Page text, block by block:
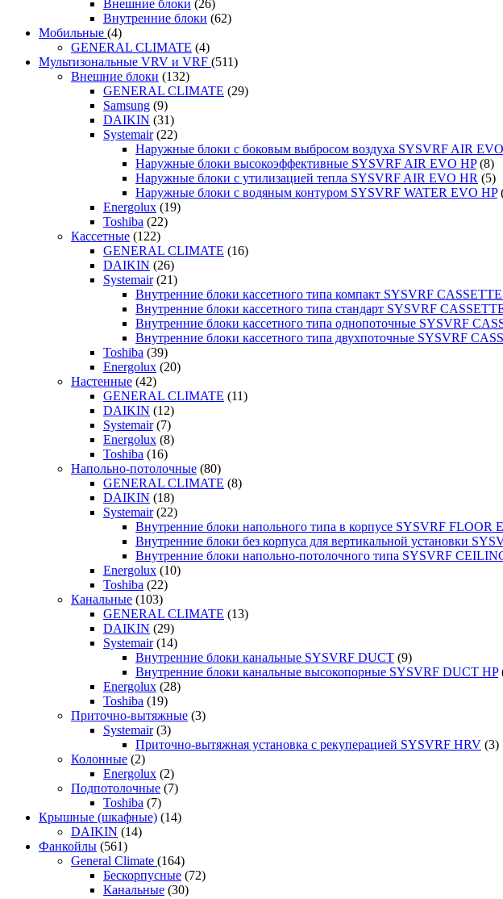
Внешние блоки (26)
Внутренние блоки (62)
Мобильные (4)
GENERAL CLIMATE (4)
Мультизональные VRV и VRF (511)
Внешние блоки (132)
GENERAL CLIMATE (29)
Samsung (9)
DAIKIN (31)
Systemair (22)
Наружные блоки с боковым выбросом воздуха SYSVRF AIR
Наружные блоки высокоэффективные SYSVRF AIR EVO HP (8)
Наружные блоки с утилизацией тепла SYSVRF AIR EVO HR (5)
Наружные блоки с водяным контуром SYSVRF WATER EVO HP
Energolux (19)
Toshiba (22)
Кассетные (122)
GENERAL CLIMATE (16)
DAIKIN (26)
Systemair (21)
Внутренние блоки кассетного типа компакт SYSVRF
Внутренние блоки кассетного типа стандарт SYSVRF
Внутренние блоки кассетного типа однопоточные SYSVRF
Внутренние блоки кассетного типа двухпоточные SYSVRF
Toshiba (39)
Energolux (20)
Настенные (42)
GENERAL CLIMATE (11)
DAIKIN (12)
Systemair (7)
Energolux (8)
Toshiba (16)
Напольно-потолочные (80)
GENERAL CLIMATE (8)
DAIKIN (18)
Systemair (22)
Внутренние блоки напольного типа в корпусе SYSVRF FLOOR
Внутренние блоки без корпуса для вертикальной установки
Внутренние блоки напольно-потолочного типа SYSVRF
Energolux (10)
Toshiba (22)
Канальные (103)
GENERAL CLIMATE (13)
DAIKIN (29)
Systemair (14)
Внутренние блоки канальные SYSVRF DUCT (9)
Внутренние блоки канальные высокопорные SYSVRF DUCT HP
Energolux (28)
Toshiba (19)
Приточно-вытяжные (3)
Systemair (3)
Приточно-вытяжная установка с рекуперацией SYSVRF HRV (3)
Колонные (2)
Energolux (2)
Подпотолочные (7)
Toshiba (7)
Крышные (шкафные) (14)
DAIKIN (14)
Фанкойлы (561)
General Climate (164)
Бескорпусные (72)
Канальные (30)